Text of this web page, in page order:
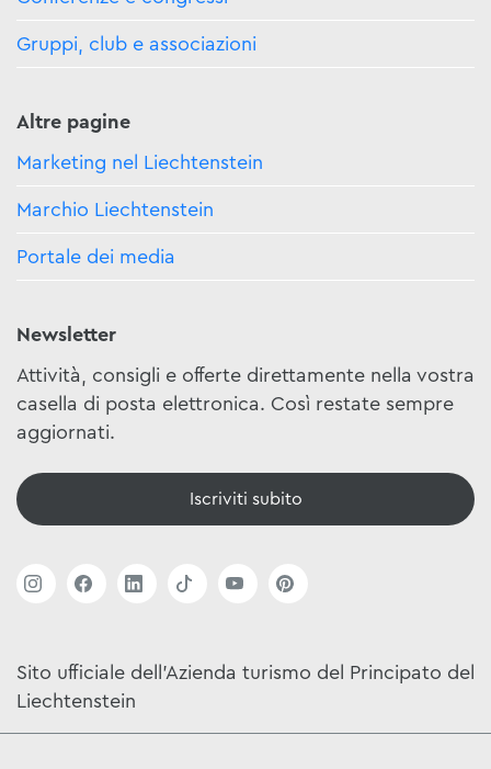
Gruppi, club e associazioni
Altre pagine
Marketing nel Liechtenstein
Marchio Liechtenstein
Portale dei media
Newsletter
Attività, consigli e offerte direttamente nella vostra
casella di posta elettronica. Così restate sempre
aggiornati.
Iscriviti subito
Sito ufficiale dell'Azienda turismo del Principato del
Liechtenstein